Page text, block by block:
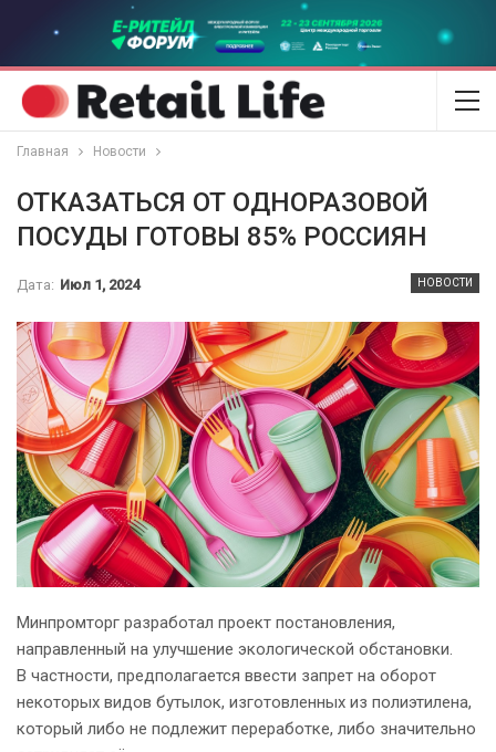
Главная Новости
ОТКАЗАТЬСЯ ОТ ОДНОРАЗОВОЙ
ПОСУДЫ ГОТОВЫ 85% РОССИЯН
НОВОСТИ
Дата: Июл 1, 2024
Минпромторг разработал проект постановления,
направленный на улучшение экологической обстановки.
В частности, предполагается ввести запрет на оборот
некоторых видов бутылок, изготовленных из полиэтилена,
который либо не подлежит переработке, либо значительно